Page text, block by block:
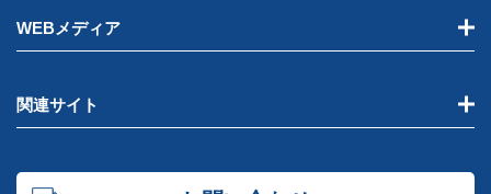
WEBメディア
関連サイト